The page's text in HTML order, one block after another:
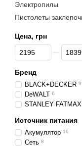
Электропилы
Пистолеты
Цена, грн
От Цена, грн
До Цена, грн
Бренд
BLACK+DECKER 9
DeWALT 6
STANLEY FATMAX
Источник питания
Акумулятор 10
Сеть 8